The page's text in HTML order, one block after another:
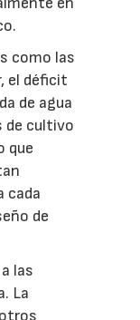
como las
el déficit
de agua
de cultivo
que
cada
de
las
La